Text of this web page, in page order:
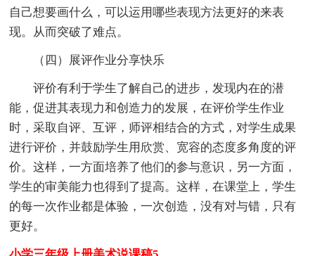
自己想要画什么，可以运用哪些表现方法更好的来表
现。从而突破了难点。
（四）展评作业分享快乐
评价有利于学生了解自己的进步，发现内在的潜
能，促进其表现力和创造力的发展，在评价学生作业
时，采取自评、互评，师评相结合的方式，对学生成果
进行评价，并鼓励学生用欣赏、宽容的态度多角度的评
价。这样，一方面培养了他们的参与意识，另一方面，
学生的审美能力也得到了提高。这样，在课堂上，学生
的每一次作业都是体验，一次创造，没有对与错，只有
更好。